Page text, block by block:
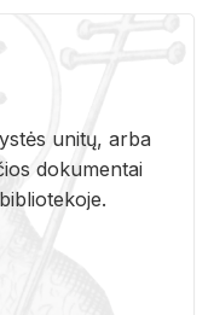
unitų, arba
dokumentai